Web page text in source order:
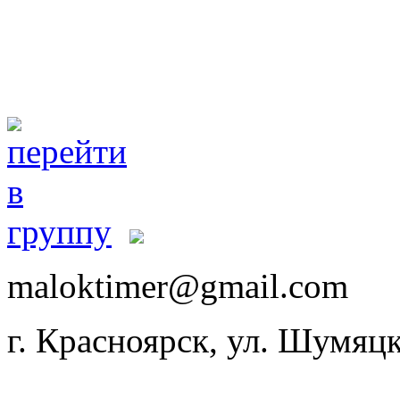
maloktimer@gmail.com
г. Красноярск, ул.